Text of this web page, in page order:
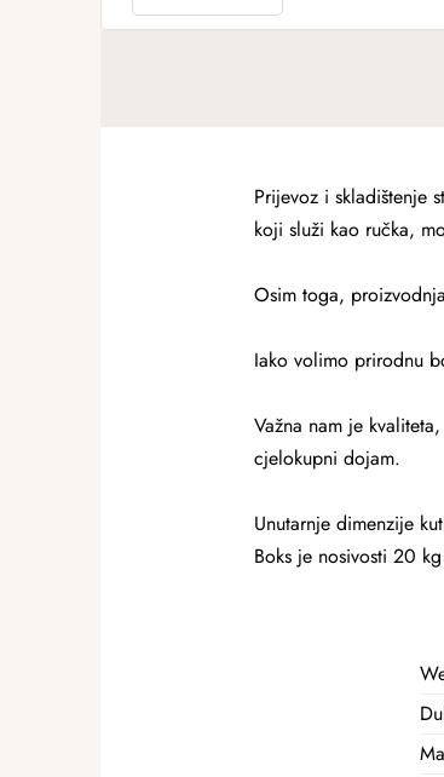
Prijevoz i skladištenje
koji služi kao ručka,
Osim toga,
Iako volimo prirodnu
Važna nam je
cjelokupni dojam.
Unutarnje dimenzije
Boks je nosivosti 20